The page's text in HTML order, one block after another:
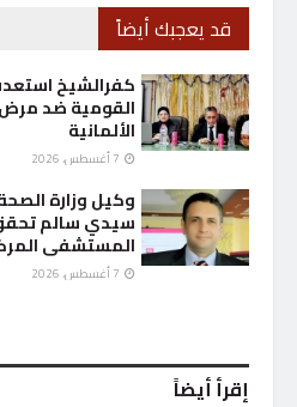
قد يعجبك أيضاً
كفرالشيخ
القومية ضد
الألمانية
وكيل وزارة
سيدي سالم
المستشفى
إقرأ أيضاً